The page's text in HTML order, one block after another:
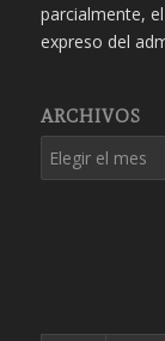
parcialmente,
expreso del
ARCHIVOS